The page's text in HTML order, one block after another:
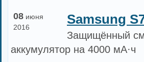
08 июня
2016
Samsung
Защищённый
аккумулятор на 4000 мА·ч